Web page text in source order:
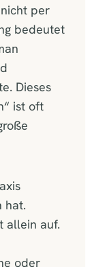
per
bedeutet
Dieses
ist oft
hat.
allein auf.
oder